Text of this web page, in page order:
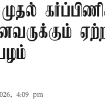
4:09 pm